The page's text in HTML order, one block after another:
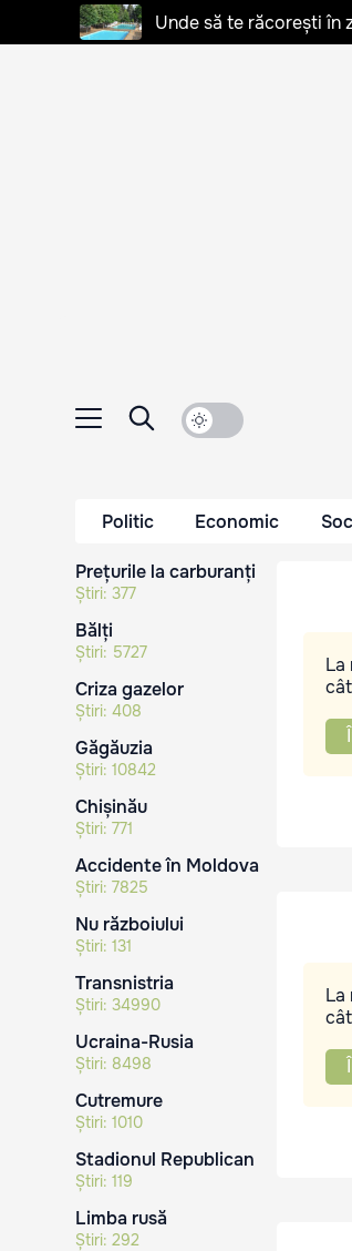
Unde să te răcorești în
Politic Economic
Prețurile la carburanți
Știri: 377
Bălți
Știri: 5727
Criza gazelor
Știri: 408
Găgăuzia
Știri: 10842
Chișinău
Știri: 771
Accidente în Moldova
Știri: 7825
Nu războiului
Știri: 131
Transnistria
Știri: 34990
Ucraina-Rusia
Știri: 8498
Cutremure
Știri: 1010
Stadionul Republican
Știri: 119
Limba rusă
Știri: 292
La
La